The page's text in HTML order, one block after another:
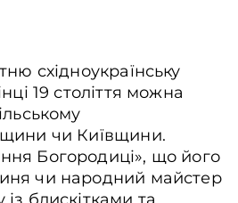
східноукраїнську
19 століття можна
чи Київщини.
Богородиці», що його
чи народний майстер